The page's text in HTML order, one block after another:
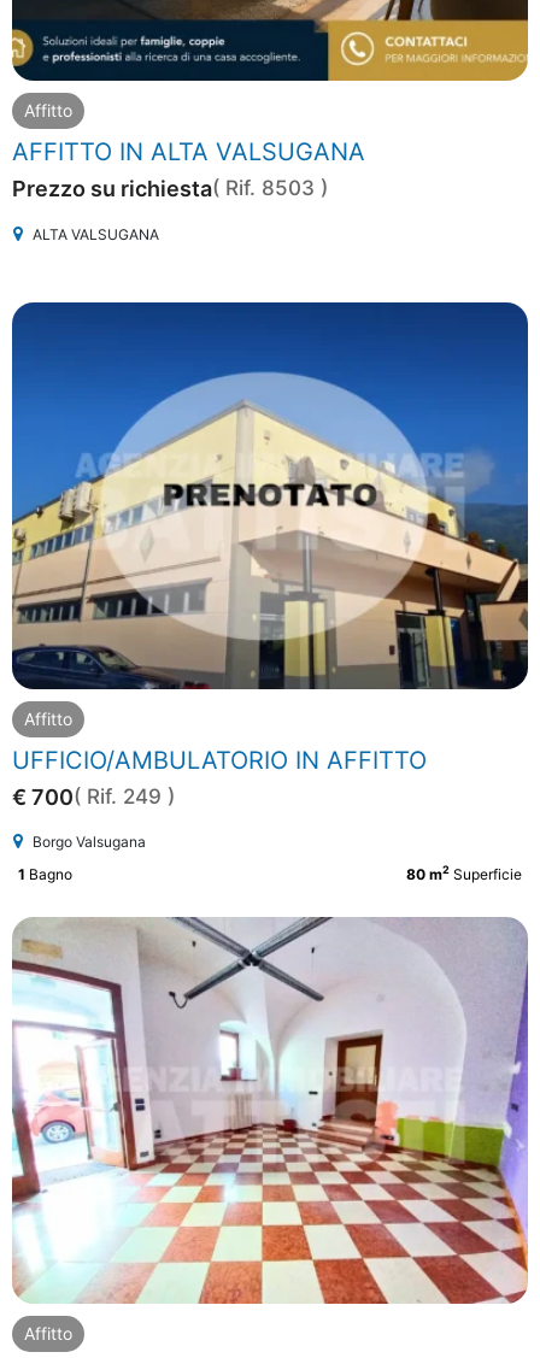
Affitto
AFFITTO IN ALTA VALSUGANA
Prezzo su richiesta( Rif. 8503 )
ALTA VALSUGANA
Affitto
UFFICIO/AMBULATORIO IN AFFITTO
€ 700( Rif. 249 )
Borgo Valsugana
80 m2 Superficie
1 Bagno
Affitto